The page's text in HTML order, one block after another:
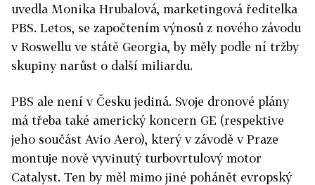
uvedla Monika Hrubalová, marketingová ředitelka
PBS. Letos, se započtením výnosů z nového závodu
v Roswellu ve státě Georgia, by měly podle ní tržby
skupiny narůst o další miliardu.
PBS ale není v Česku jediná. Svoje dronové plány
má třeba také americký koncern GE (respektive
jeho součást Avio Aero), který v závodě v Praze
montuje nově vyvinutý turbovrtulový motor
Catalyst. Ten by měl mimo jiné pohánět evropský